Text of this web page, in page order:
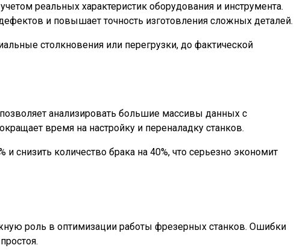
реальных характеристик оборудования и инструмента.
и повышает точность изготовления сложных деталей.
столкновения или перегрузки, до фактической
анализировать большие массивы данных с
время на настройку и переналадку станков.
снизить количество брака на 40%, что серьезно экономит
роль в оптимизации работы фрезерных станков. Ошибки